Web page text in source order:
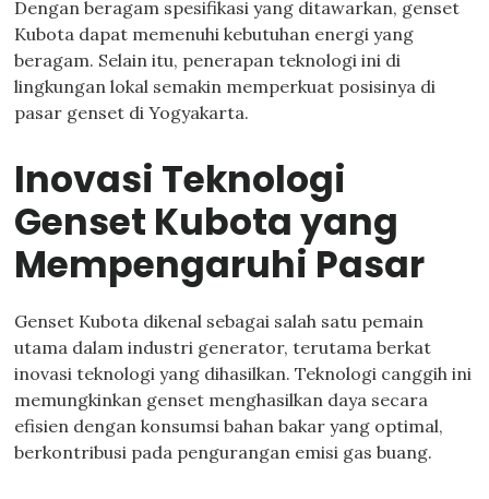
Dengan beragam spesifikasi yang ditawarkan, genset
Kubota dapat memenuhi kebutuhan energi yang
beragam. Selain itu, penerapan teknologi ini di
lingkungan lokal semakin memperkuat posisinya di
pasar genset di Yogyakarta.
Inovasi Teknologi
Genset Kubota yang
Mempengaruhi Pasar
Genset Kubota dikenal sebagai salah satu pemain
utama dalam industri generator, terutama berkat
inovasi teknologi yang dihasilkan. Teknologi canggih ini
memungkinkan genset menghasilkan daya secara
efisien dengan konsumsi bahan bakar yang optimal,
berkontribusi pada pengurangan emisi gas buang.